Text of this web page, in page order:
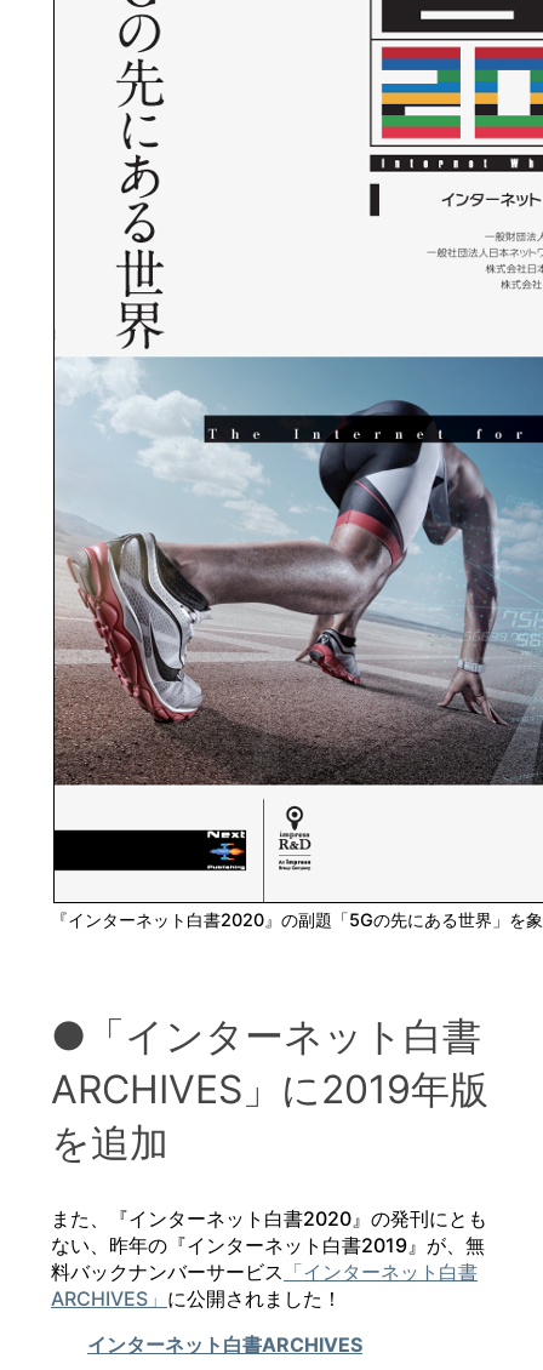
『インターネット白書2020』の副題「5Gの先にある世界」を
●「インターネット白書
ARCHIVES」に2019年版
を追加
また、『インターネット白書2020』の発刊にとも
ない、昨年の『インターネット白書2019』が、無
料バックナンバーサービス 「インターネット白書
ARCHIVES」 に公開されました！
インターネット白書ARCHIVES